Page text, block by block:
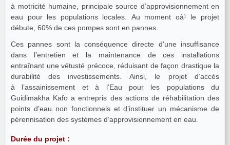
à motricité humaine, principale source d’approvisionnement en
eau pour les populations locales. Au moment oà¹ le projet
débute, 60% de ces pompes sont en pannes.
Ces pannes sont la conséquence directe d’une insuffisance
dans l’entretien et la maintenance de ces installations
entraînant une vétusté précoce, réduisant de façon drastique la
durabilité des investissements. Ainsi, le projet d’accès
à l’assainissement et à l’Eau pour les populations du
Guidimakha Kafo a entrepris des actions de réhabilitation des
points d’eau non fonctionnels et d’instituer un mécanisme de
pérennisation des systèmes d’approvisionnement en eau.
Durée du projet :